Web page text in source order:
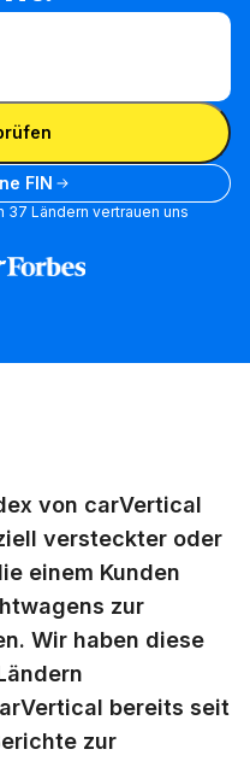
FIN
Ländern vertrauen uns
von carVertical
versteckter oder
einem Kunden
zur
Wir haben diese
bereits seit
zur